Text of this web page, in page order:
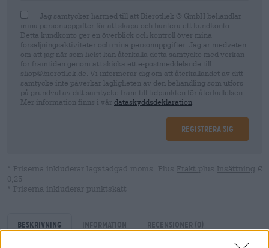
Jag samtycker härmed till att Bierothek ® GmbH behandlar
mina personuppgifter för att skapa och hantera ett kundkonto.
Detta kundkonto ger en överblick och kontroll över mina
försäljningsaktiviteter och mina personuppgifter. Jag är medveten
om att jag när som helst kan återkalla detta samtycke med verkan
för framtiden genom att skicka ett e-postmeddelande till
shop@bierothek.de. Vi informerar dig om att återkallandet av ditt
samtycke inte påverkar lagligheten av den behandling som utförs
på grundval av ditt samtycke fram till tidpunkten för återkallelsen.
Mer information finns i vår dataskyddsdeklaration
Registrera sig
* Priserna inkluderar lagstadgad moms. Plus Frakt plus Insättning €
0,25
* Priserna inkluderar punktskatt
Beskrivning Information Recensioner (0)